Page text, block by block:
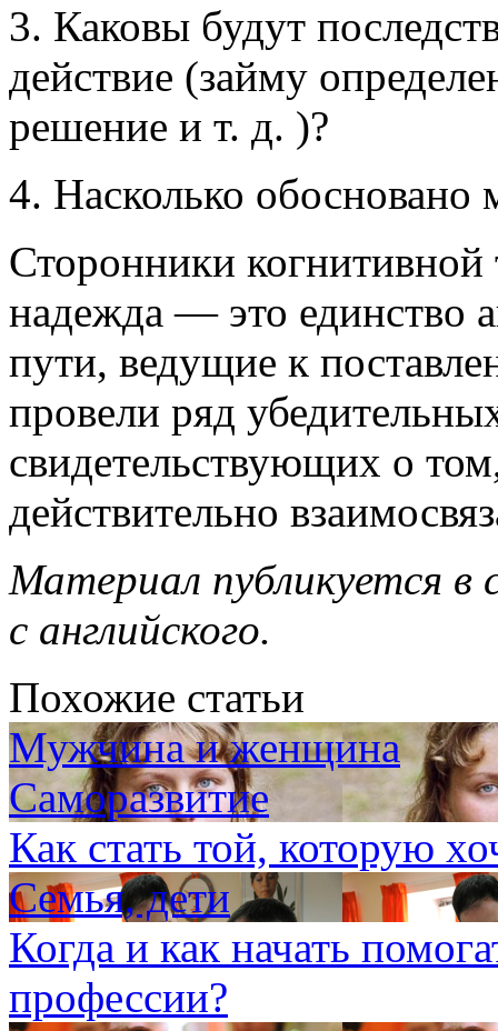
3. Каковы будут
действие (займу
решение и т. д. )?
4. Насколько обосновано
Сторонники
надежда — это единство
пути, ведущие к
провели ряд
свидетельствующих о
действительно
Материал публикуется в
с английского.
Похожие статьи
Мужчина и женщина
Саморазвитие
Как стать той, которую
Семья, дети
Когда и как начать
профессии?